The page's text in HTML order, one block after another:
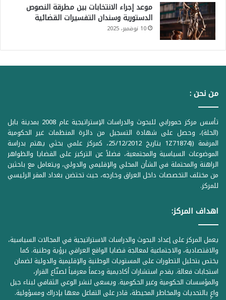
موعد إجراء الانتخابات بين مطرقة النصوص
الدستورية وسندان التفسيرات القضائية
10 نوفمبر، 2025
من نحن :
تأسس مركز حمورابي للبحوث والدراسات الإستراتيجية عام 2008 بمدينة بابل
(الحلة)، وحصل على شهادة التسجيل من دائرة المنظمات غير الحكومية
المرقمة ((1Z71874 بتاريخ 25/12/2012، كمركز علمي بحثي يهتم بدراسة
الموضوعات السياسية والمجتمعية، فضلاً عن التركيز على القضايا والظواهر
الراهنة والمحتملة في الشأن المحلي والإقليمي والدولي، ويتعامل مع باحثين
من مختلف التخصصات داخل العراق وخارجه، حيث تحتضن بغداد المقر الرئيسي
للمركز.
اهداف المركز:
يعمل المركز على إعداد البحوث والدراسات الاستراتيجية في المجالات السياسية،
والاقتصادية، والاجتماعية لمعالجة قضايا الواقع العراقي برؤية وطنية. كما
يختص بتحليل التطورات على المستويات الوطنية والإقليمية والدولية لضمان
استجابات فعالة. يقدم استشارات أكاديمية ودعماً معرفياً لصنّاع القرار،
والمؤسسات الحكومية وغير الحكومية. ويسعى لنشر الوعي الثقافي لبناء جيل
واعٍ بالتحديات والمخاطر المحيطة، قادر على التفاعل معها بإدراك ومسؤولية.